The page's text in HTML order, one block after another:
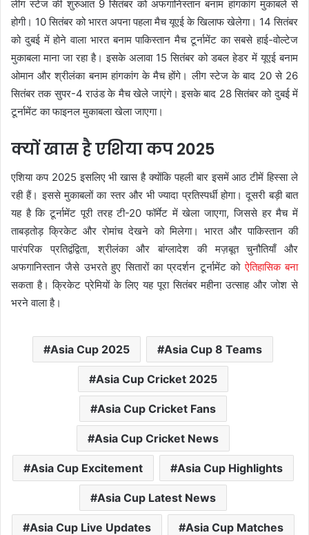
लीग स्टेज की शुरुआत 9 सितंबर को अफगानिस्तान बनाम हांगकांग मुकाबले से
होगी। 10 सितंबर को भारत अपना पहला मैच यूएई के खिलाफ खेलेगा। 14 सितंबर
को दुबई में होने वाला भारत बनाम पाकिस्तान मैच टूर्नामेंट का सबसे हाई-वोल्टेज
मुकाबला माना जा रहा है। इसके अलावा 15 सितंबर को डबल हेडर में यूएई बनाम
ओमान और श्रीलंका बनाम हांगकांग के मैच होंगे। लीग स्टेज के बाद 20 से 26
सितंबर तक सुपर-4 राउंड के मैच खेले जाएंगे। इसके बाद 28 सितंबर को दुबई में
टूर्नामेंट का फाइनल मुकाबला खेला जाएगा।
क्यों खास है एशिया कप 2025
एशिया कप 2025 इसलिए भी खास है क्योंकि पहली बार इसमें आठ टीमें हिस्सा ले
रही हैं। इससे मुकाबलों का स्तर और भी ज्यादा प्रतिस्पर्धी होगा। दूसरी बड़ी बात
यह है कि टूर्नामेंट पूरी तरह टी-20 फॉर्मेट में खेला जाएगा, जिससे हर मैच में
ताबड़तोड़ क्रिकेट और रोमांच देखने को मिलेगा। भारत और पाकिस्तान की
पारंपरिक प्रतिद्वंद्विता, श्रीलंका और बांग्लादेश की मज़बूत चुनौतियाँ और
अफगानिस्तान जैसे उभरते हुए सितारों का प्रदर्शन टूर्नामेंट कोऐतिहासिक बना
सकता है। क्रिकेट प्रेमियों के लिए यह पूरा सितंबर महीना उत्साह और जोश से
भरने वाला है।
Asia Cup 2025 Asia Cup 8 Teams
Asia Cup Cricket 2025
Asia Cup Cricket Fans
Asia Cup Cricket News
Asia Cup Excitement Asia Cup Highlights
Asia Cup Latest News
Asia Cup Live Updates Asia Cup Matches